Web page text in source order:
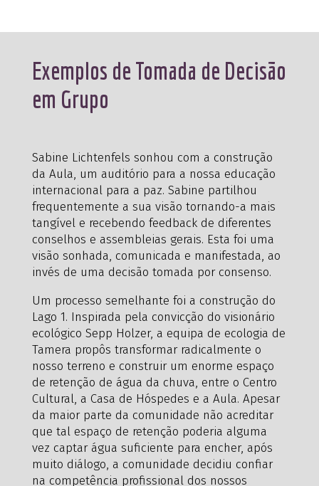
Exemplos de Tomada de Decisão
em Grupo
Sabine Lichtenfels sonhou com a construção
da Aula, um auditório para a nossa educação
internacional para a paz. Sabine partilhou
frequentemente a sua visão tornando-a mais
tangível e recebendo feedback de diferentes
conselhos e assembleias gerais. Esta foi uma
visão sonhada, comunicada e manifestada, ao
invés de uma decisão tomada por consenso.
Um processo semelhante foi a construção do
Lago 1. Inspirada pela convicção do visionário
ecológico Sepp Holzer, a equipa de ecologia de
Tamera propôs transformar radicalmente o
nosso terreno e construir um enorme espaço
de retenção de água da chuva, entre o Centro
Cultural, a Casa de Hóspedes e a Aula. Apesar
da maior parte da comunidade não acreditar
que tal espaço de retenção poderia alguma
vez captar água suficiente para encher, após
muito diálogo, a comunidade decidiu confiar
na competência profissional dos nossos